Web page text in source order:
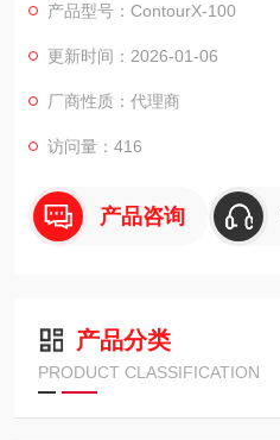
产品型号：ContourX-100
更新时间：2026-01-06
厂商性质：代理商
访问量：416
产品咨询
产品分类
PRODUCT CLASSIFICATION